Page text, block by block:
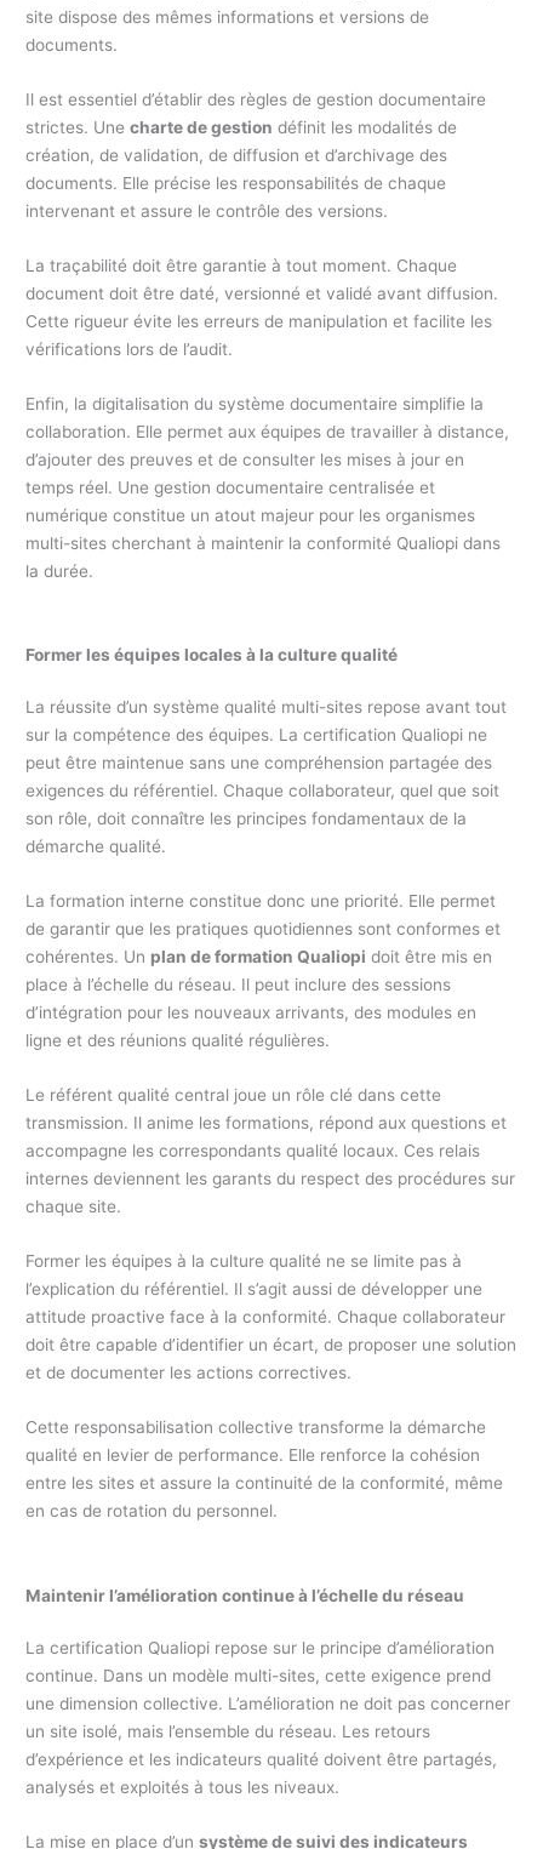
site dispose des mêmes informations et versions de
documents.
Il est essentiel d’établir des règles de gestion documentaire
strictes. Unecharte de gestion définit les modalités de
création, de validation, de diffusion et d’archivage des
documents. Elle précise les responsabilités de chaque
intervenant et assure le contrôle des versions.
La traçabilité doit être garantie à tout moment. Chaque
document doit être daté, versionné et validé avant diffusion.
Cette rigueur évite les erreurs de manipulation et facilite les
vérifications lors de l’audit.
Enfin, la digitalisation du système documentaire simplifie la
collaboration. Elle permet aux équipes de travailler à distance,
d’ajouter des preuves et de consulter les mises à jour en
temps réel. Une gestion documentaire centralisée et
numérique constitue un atout majeur pour les organismes
multi-sites cherchant à maintenir la conformité Qualiopi dans
la durée.
Former les équipes locales à la culture qualité
La réussite d’un système qualité multi-sites repose avant tout
sur la compétence des équipes. La certification Qualiopi ne
peut être maintenue sans une compréhension partagée des
exigences du référentiel. Chaque collaborateur, quel que soit
son rôle, doit connaître les principes fondamentaux de la
démarche qualité.
La formation interne constitue donc une priorité. Elle permet
de garantir que les pratiques quotidiennes sont conformes et
cohérentes. Un plan de formation Qualiopi doit être mis en
place à l’échelle du réseau. Il peut inclure des sessions
d’intégration pour les nouveaux arrivants, des modules en
ligne et des réunions qualité régulières.
Le référent qualité central joue un rôle clé dans cette
transmission. Il anime les formations, répond aux questions et
accompagne les correspondants qualité locaux. Ces relais
internes deviennent les garants du respect des procédures sur
chaque site.
Former les équipes à la culture qualité ne se limite pas à
l’explication du référentiel. Il s’agit aussi de développer une
attitude proactive face à la conformité. Chaque collaborateur
doit être capable d’identifier un écart, de proposer une solution
et de documenter les actions correctives.
Cette responsabilisation collective transforme la démarche
qualité en levier de performance. Elle renforce la cohésion
entre les sites et assure la continuité de la conformité, même
en cas de rotation du personnel.
Maintenir l’amélioration continue à l’échelle du réseau
La certification Qualiopi repose sur le principe d’amélioration
continue. Dans un modèle multi-sites, cette exigence prend
une dimension collective. L’amélioration ne doit pas concerner
un site isolé, mais l’ensemble du réseau. Les retours
d’expérience et les indicateurs qualité doivent être partagés,
analysés et exploités à tous les niveaux.
La mise en place d’unsystème de suivi des indicateurs